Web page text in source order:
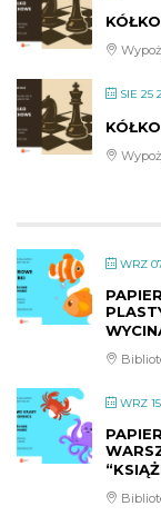
SIE 25
WRZ
WRZ